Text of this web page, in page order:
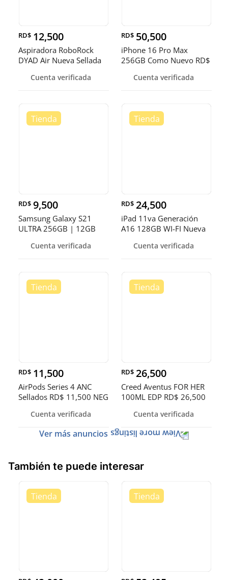
RD$ 12,500
Aspiradora RoboRock
DYAD Air Nueva Sellada
Cuenta verificada
RD$ 50,500
iPhone 16 Pro Max
256GB Como Nuevo RD$
Cuenta verificada
RD$ 9,500
Samsung Galaxy S21
ULTRA 256GB | 12GB
Cuenta verificada
RD$ 24,500
iPad 11va Generación
A16 128GB WI-FI Nueva
Cuenta verificada
RD$ 11,500
AirPods Series 4 ANC
Sellados RD$ 11,500 NEG
Cuenta verificada
RD$ 26,500
Creed Aventus FOR HER
100ML EDP RD$ 26,500
Cuenta verificada
Ver más anuncios
También te puede interesar